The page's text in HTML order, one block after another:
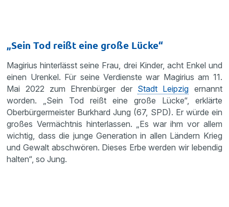
„Sein Tod reißt eine große Lücke“
Magirius hinterlässt seine Frau, drei Kinder, acht Enkel und
einen Urenkel. Für seine Verdienste war Magirius am 11.
Mai 2022 zum Ehrenbürger der Stadt Leipzig ernannt
worden. „Sein Tod reißt eine große Lücke“, erklärte
Oberbürgermeister Burkhard Jung (67, SPD). Er würde ein
großes Vermächtnis hinterlassen. „Es war ihm vor allem
wichtig, dass die junge Generation in allen Ländern Krieg
und Gewalt abschwören. Dieses Erbe werden wir lebendig
halten“, so Jung.